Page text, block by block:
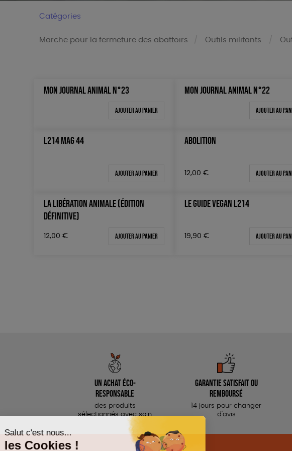
Catégories
Marche pour la fermeture des abattoirs Outils militants
Trier par Prix
Plus de 200€
MON JOURNAL ANIMAL N°23
Ajouter au panier
MON JOURNAL ANIMAL N°22
Ajouter au
L214 MAG 44
Ajouter au panier
ABOLITION
12,00 € Ajouter au
LA LIBÉRATION ANIMALE (ÉDITION
DÉFINITIVE)
12,00 € Ajouter au panier
LE GUIDE VEGAN L214
19,90 € Ajouter au
Un achat éco-
responsable
des produits
sélectionnés avec soin
Garantie satisfait ou
remboursé
14 jours pour changer
d'avis